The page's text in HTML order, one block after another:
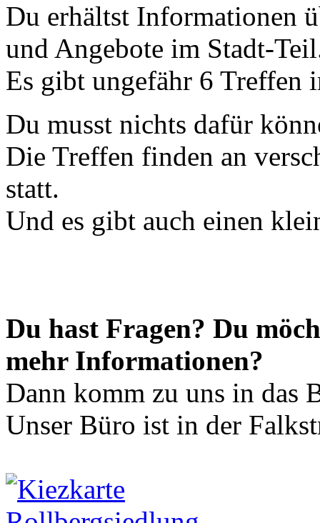
Du erhältst Informationen
und Angebote im Stadt-
Es gibt ungefähr 6 Treffen
Du musst nichts dafür
Die Treffen finden an
statt.
Und es gibt auch einen
Du hast Fragen? Du
mehr Informationen?
Dann komm zu uns in das
Unser Büro ist in der